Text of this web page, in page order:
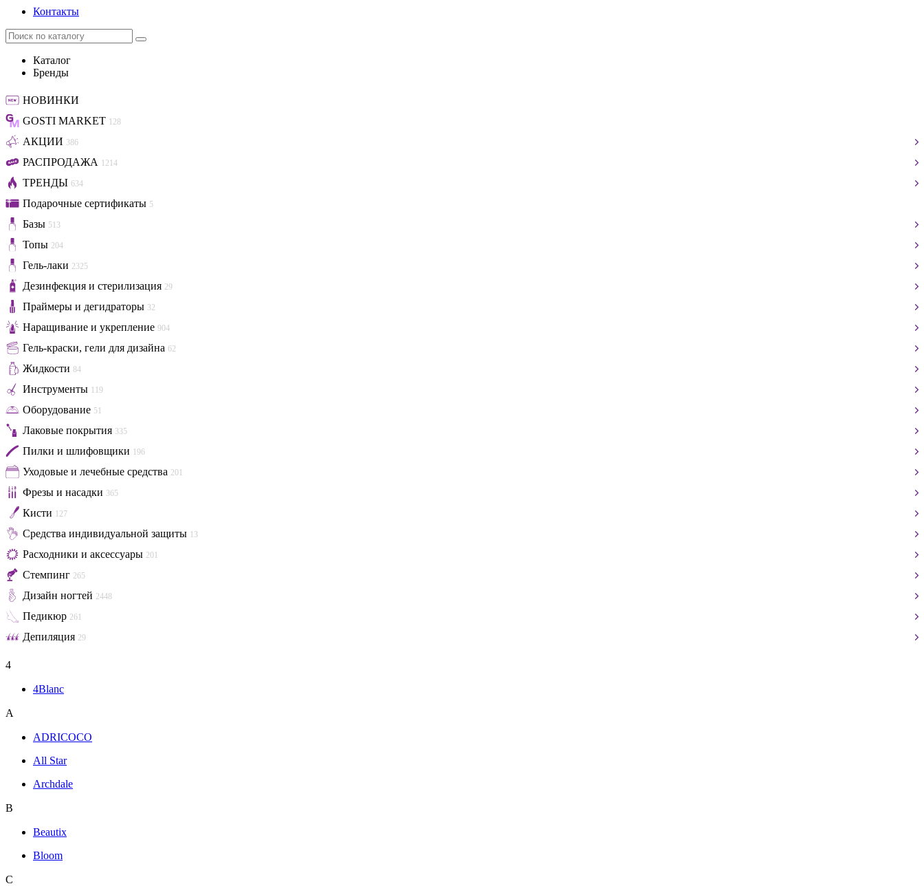
Контакты
Каталог
Бренды
НОВИНКИ
GOSTI MARKET 128
АКЦИИ 386
РАСПРОДАЖА 1214
ТРЕНДЫ 634
Подарочные сертификаты 5
Базы 513
Топы 204
Гель-лаки 2325
Дезинфекция и стерилизация 29
Праймеры и дегидраторы 32
Наращивание и укрепление 904
Гель-краски, гели для дизайна 62
Жидкости 84
Инструменты 119
Оборудование 51
Лаковые покрытия 335
Пилки и шлифовщики 196
Уходовые и лечебные средства 201
Фрезы и насадки 365
Кисти 127
Средства индивидуальной защиты 13
Расходники и аксессуары 201
Стемпинг 265
Дизайн ногтей 2448
Педикюр 261
Депиляция 29
4
4Blanc
A
ADRICOCO
All Star
Archdale
B
Beautix
Bloom
C